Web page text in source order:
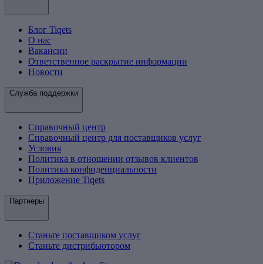
Блог Tiqets
О нас
Вакансии
Ответственное раскрытие информации
Новости
Служба поддержки
Справочный центр
Справочный центр для поставщиков услуг
Условия
Политика в отношении отзывов клиентов
Политика конфиденциальности
Приложение Tiqets
Партнеры
Станьте поставщиком услуг
Станьте дистрибьютором